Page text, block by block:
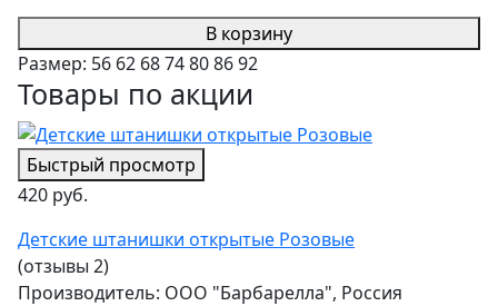
В корзину
Размер: 56 62 6874808692
Товары по акции
Быстрый просмотр
420 руб.
Детские штанишки открытые Розовые
(отзывы 2)
Производитель: ООО "Барбарелла", Россия